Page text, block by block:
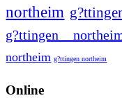
northeim
g?ttingen
northeim g?ttingen northeim
Online